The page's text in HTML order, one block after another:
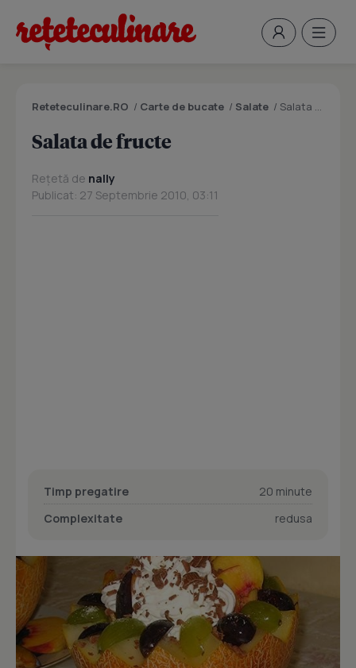
Reteteculinare.RO / Carte de bucate / Salate / Salata de fructe
Salata de fructe
Rețetă de nally
Publicat: 27 Septembrie 2010, 03:11
Timp pregatire
20 minute
Complexitate
redusa